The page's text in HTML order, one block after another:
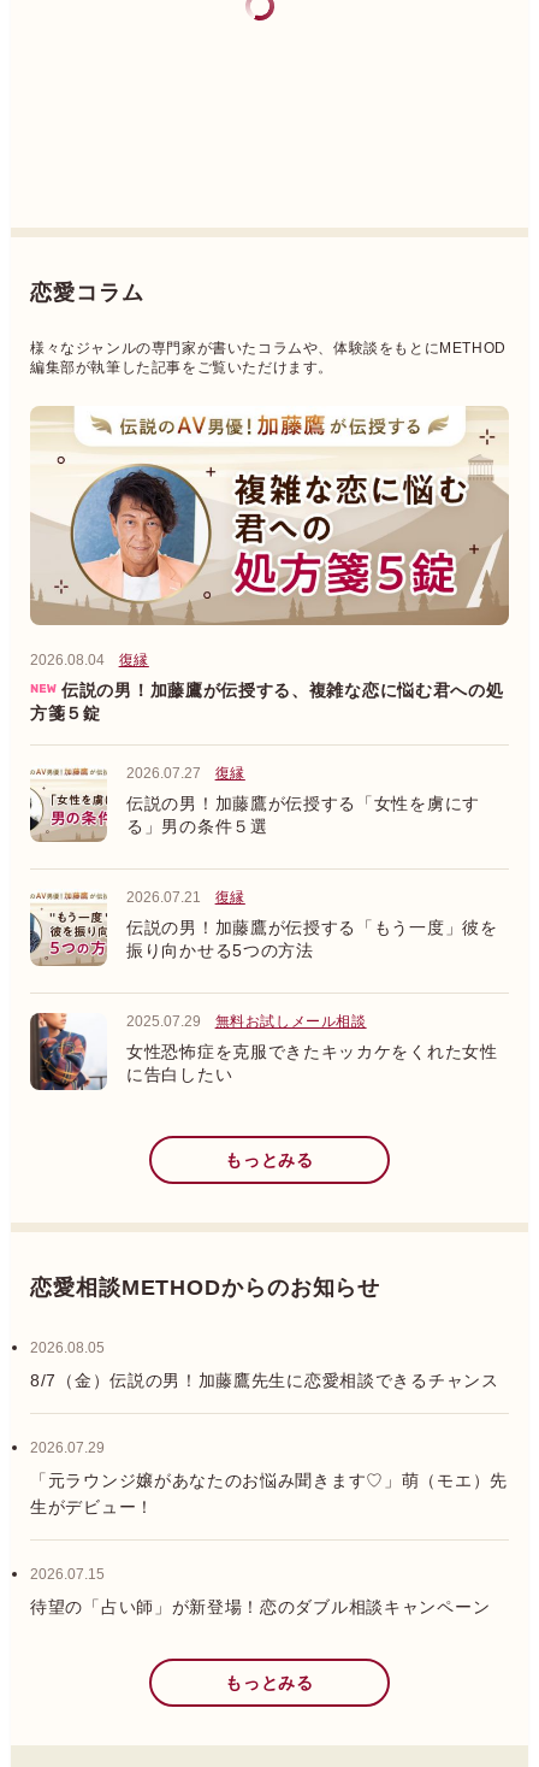
恋愛コラム
様々なジャンルの専門家が書いたコラムや、体験談をもとにMETHOD
編集部が執筆した記事をご覧いただけます。
2026.08.04 復縁
伝説の男！加藤鷹が伝授する、複雑な恋に悩む君への処
方箋５錠
2026.07.27 復縁
伝説の男！加藤鷹が伝授する「女性を虜にす
る」男の条件５選
2026.07.21 復縁
伝説の男！加藤鷹が伝授する「もう一度」彼を
振り向かせる5つの方法
2025.07.29 無料お試しメール相談
女性恐怖症を克服できたキッカケをくれた女性
に告白したい
もっとみる
恋愛相談METHODからのお知らせ
2026.08.05
8/7（金）伝説の男！加藤鷹先生に恋愛相談できるチャンス
2026.07.29
「元ラウンジ嬢があなたのお悩み聞きます♡」萌（モエ）先
生がデビュー！
2026.07.15
待望の「占い師」が新登場！恋のダブル相談キャンペーン
もっとみる